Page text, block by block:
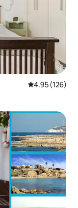
औसत रेटिंग 5 में से
4.95 (126)